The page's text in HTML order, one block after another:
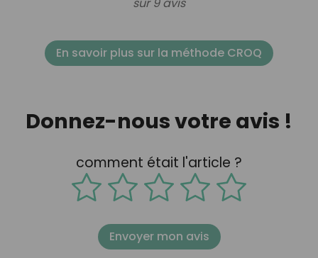
En savoir plus sur la méthode CROQ
Donnez-nous votre avis !
comment était l'article ?
Envoyer mon avis